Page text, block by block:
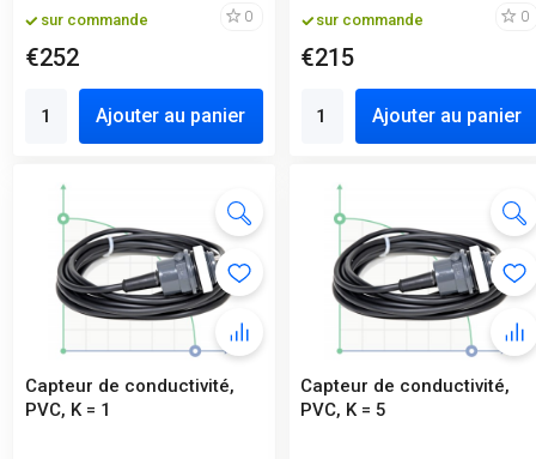
sur commande 0
€252
Ajouter au panier
sur commande 0
€215
Ajouter au panier
Capteur de conductivité,
PVC, K = 1
Capteur de conductivité,
PVC, K = 5